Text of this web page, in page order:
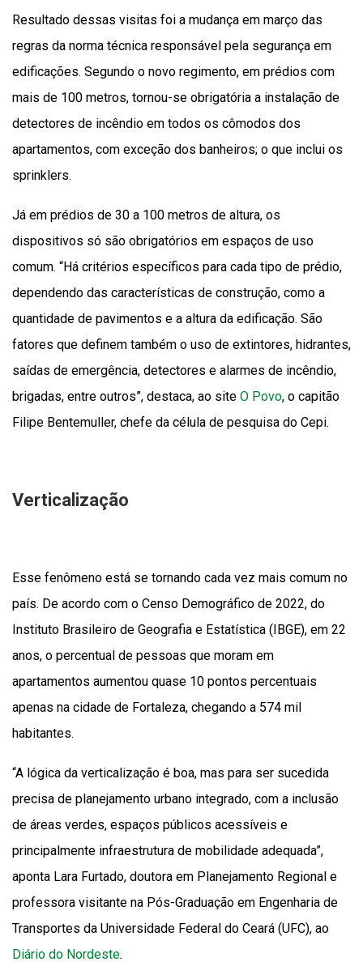
Resultado dessas visitas foi a mudança em março das
regras da norma técnica responsável pela segurança em
edificações. Segundo o novo regimento, em prédios com
mais de 100 metros, tornou-se obrigatória a instalação de
detectores de incêndio em todos os cômodos dos
apartamentos, com exceção dos banheiros; o que inclui os
sprinklers.
Já em prédios de 30 a 100 metros de altura, os
dispositivos só são obrigatórios em espaços de uso
comum. “Há critérios específicos para cada tipo de prédio,
dependendo das características de construção, como a
quantidade de pavimentos e a altura da edificação. São
fatores que definem também o uso de extintores, hidrantes,
saídas de emergência, detectores e alarmes de incêndio,
brigadas, entre outros”, destaca, ao site O Povo, o capitão
Filipe Bentemuller, chefe da célula de pesquisa do Cepi.
Verticalização
Esse fenômeno está se tornando cada vez mais comum no
país. De acordo com o Censo Demográfico de 2022, do
Instituto Brasileiro de Geografia e Estatística (IBGE), em 22
anos, o percentual de pessoas que moram em
apartamentos aumentou quase 10 pontos percentuais
apenas na cidade de Fortaleza, chegando a 574 mil
habitantes.
“A lógica da verticalização é boa, mas para ser sucedida
precisa de planejamento urbano integrado, com a inclusão
de áreas verdes, espaços públicos acessíveis e
principalmente infraestrutura de mobilidade adequada”,
aponta Lara Furtado, doutora em Planejamento Regional e
professora visitante na Pós-Graduação em Engenharia de
Transportes da Universidade Federal do Ceará (UFC), ao
Diário do Nordeste.